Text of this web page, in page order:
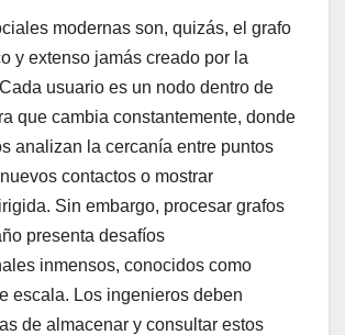
modernas son, quizás, el grafo
y extenso jamás creado por la
usuario es un nodo dentro de
que cambia constantemente, donde
analizan la cercanía entre puntos
contactos o mostrar
Sin embargo, procesar grafos
presenta desafíos
inmensos, conocidos como
escala. Los ingenieros deben
de almacenar y consultar estos